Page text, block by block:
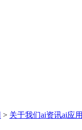
> 关于我们ai资讯ai应用